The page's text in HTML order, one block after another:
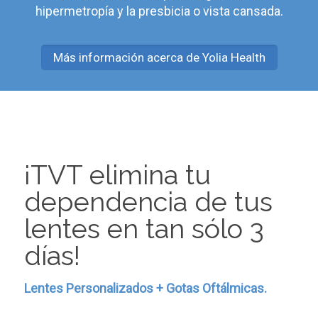
hipermetropía y la presbicia o vista cansada.
Más información acerca de Yolia Health
¡TVT elimina tu
dependencia de tus
lentes en tan sólo 3
días!
Lentes Personalizados + Gotas Oftálmicas.